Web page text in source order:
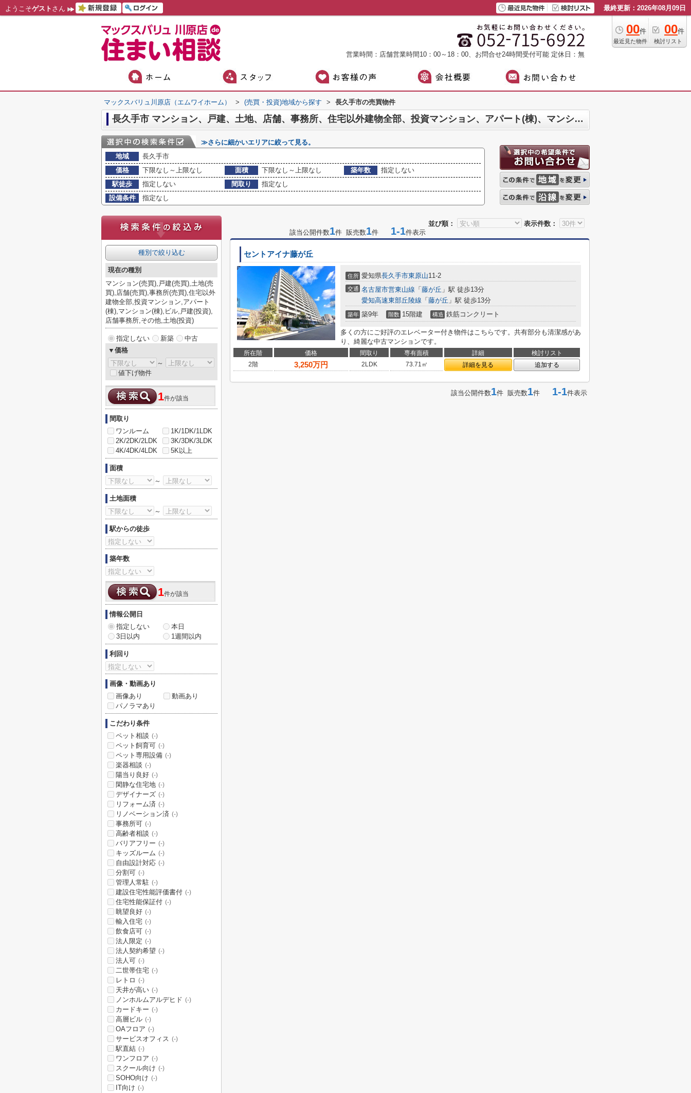
ようこそゲスト さん 最終更新：2026年08月09日
00件
最近見た物件
00件
検討リスト
営業時間：店舗営業時間10：00～18：00、お問合せ24時間受付可能 定休日：無
マックスバリュ川原店（エムワイホーム） > (売買・投資)地域から探す > 長久手市の売買物件
長久手市 マンション、戸建、土地、店舗、事務所、住宅以外建物全部、投資マンション、アパート(棟)、マンション(棟)、ビル、戸建、店舗事務所、その他、土地一覧
≫さらに細かいエリアに絞って見る。
地域
長久手市
価格
下限なし～上限なし 面積 下限なし～上限なし 築年数
指定しない
駅徒歩
指定しない 間取り
指定なし
設備条件
指定なし
並び順：
表示件数：
該当公開件数1件 販売数1件 1-1件表示
セントアイナ藤が丘
住所 愛知県長久手市東原山11-2
交通 名古屋市営東山線 「 藤が丘 」駅 徒歩13分
愛知高速東部丘陵線 「 藤が丘 」駅 徒歩13分
築年 築9年 階数 15階建 構造 鉄筋コンクリート
多くの方にご好評のエレベーター付き物件はこちらです。共有部分も清潔感があ
り、綺麗な中古マンションです。
所在階 価格 間取り 専有面積 詳細
検討リスト
2階
3,250万円 2LDK 73.71㎡ 詳細を見る 追加する
該当公開件数1件 販売数1件 1-1件表示
種別で絞り込む
現在の種別
マンション(売買),戸建(売買),土地(売
買),店舗(売買),事務所(売買),住宅以外
建物全部,投資マンション,アパート
(棟),マンション(棟),ビル,戸建(投資),
店舗事務所,その他,土地(投資)
指定しない 新築
中古
▼価格
～
値下げ物件
1件が該当
間取り
ワンルーム
1K/1DK/1LDK
2K/2DK/2LDK
3K/3DK/3LDK
4K/4DK/4LDK
5K以上
面積
～
土地面積
～
駅からの徒歩
築年数
1件が該当
情報公開日
指定しない
本日
3日以内
1週間以内
利回り
画像・動画あり
画像あり
動画あり
パノラマあり
こだわり条件
ペット相談 (-)
ペット飼育可 (-)
ペット専用設備 (-)
楽器相談 (-)
陽当り良好 (-)
閑静な住宅地 (-)
デザイナーズ (-)
リフォーム済 (-)
リノベーション済 (-)
事務所可 (-)
高齢者相談 (-)
バリアフリー (-)
キッズルーム (-)
自由設計対応 (-)
分割可 (-)
管理人常駐 (-)
建設住宅性能評価書付 (-)
住宅性能保証付 (-)
眺望良好 (-)
輸入住宅 (-)
飲食店可 (-)
法人限定 (-)
法人契約希望 (-)
法人可 (-)
二世帯住宅 (-)
レトロ (-)
天井が高い (-)
ノンホルムアルデヒド (-)
カードキー (-)
高層ビル (-)
OAフロア (-)
サービスオフィス (-)
駅直結 (-)
ワンフロア (-)
スクール向け (-)
SOHO向け (-)
IT向け (-)